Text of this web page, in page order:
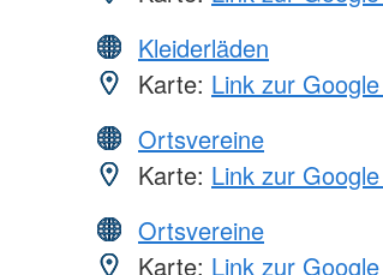
Kleiderläden
Karte: Link zur
Ortsvereine
Karte: Link zur
Ortsvereine
Karte: Link zur